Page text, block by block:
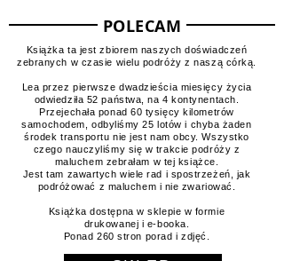
Mapa odwiedzonych miejsc
POLECAM
Książka ta jest zbiorem naszych doświadczeń
zebranych w czasie wielu podróży z naszą córką.
Lea przez pierwsze dwadzieścia miesięcy życia
odwiedziła 52 państwa, na 4 kontynentach.
Przejechała ponad 60 tysięcy kilometrów
samochodem, odbyliśmy 25 lotów i chyba żaden
środek transportu nie jest nam obcy. Wszystko
czego nauczyliśmy się w trakcie podróży z
maluchem zebrałam w tej książce.
Jest tam zawartych wiele rad i spostrzeżeń, jak
podróżować z maluchem i nie zwariować.